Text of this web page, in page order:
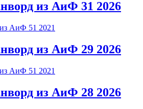
из АиФ 31 2026
из АиФ 29 2026
из АиФ 28 2026